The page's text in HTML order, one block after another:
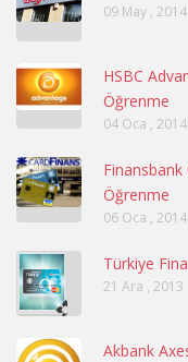
09 May , 2014
HSBC
Öğrenme
04 Oca , 2014
Finansbank
Öğrenme
06 Oca , 2014
Türkiye
21 Ara , 2013
Akbank